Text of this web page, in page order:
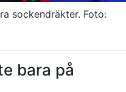
sockendräkter. Foto:
bara på